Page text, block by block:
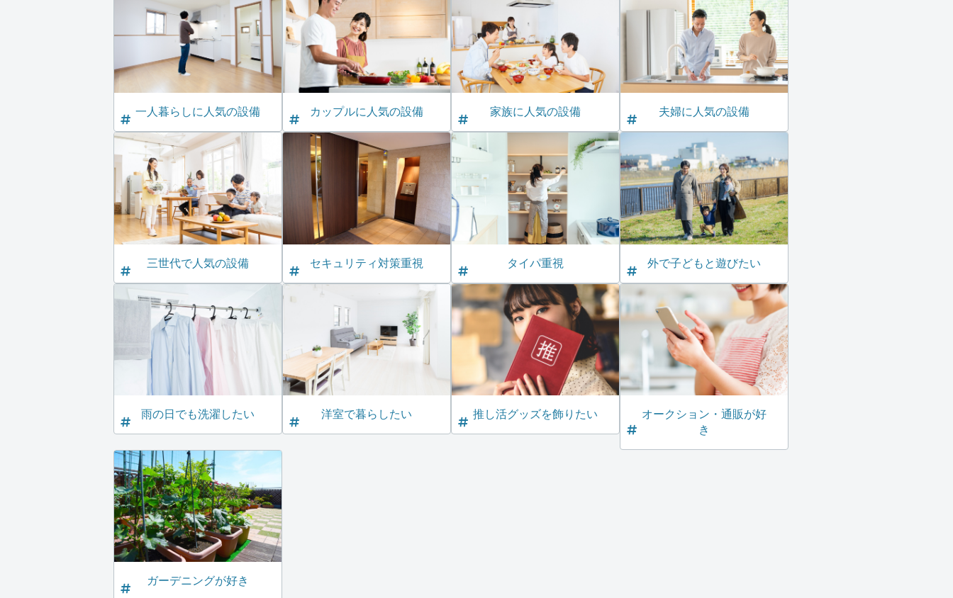
一人暮らしに人気の設備 カップルに人気の設備 家族に人気の設備 夫婦に人気の設備
三世代で人気の設備 セキュリティ対策重視 タイパ重視 外で子どもと遊びたい
雨の日でも洗濯したい 洋室で暮らしたい 推し活グッズを飾りたい
オークション・通販が好
き
ガーデニングが好き